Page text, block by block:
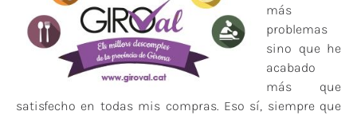
más
problemas
sino que he
acabado
más que
satisfecho en todas mis compras. Eso sí, siempre que